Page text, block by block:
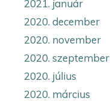
2021. január
2020. december
2020. november
2020. szeptember
2020. július
2020. március